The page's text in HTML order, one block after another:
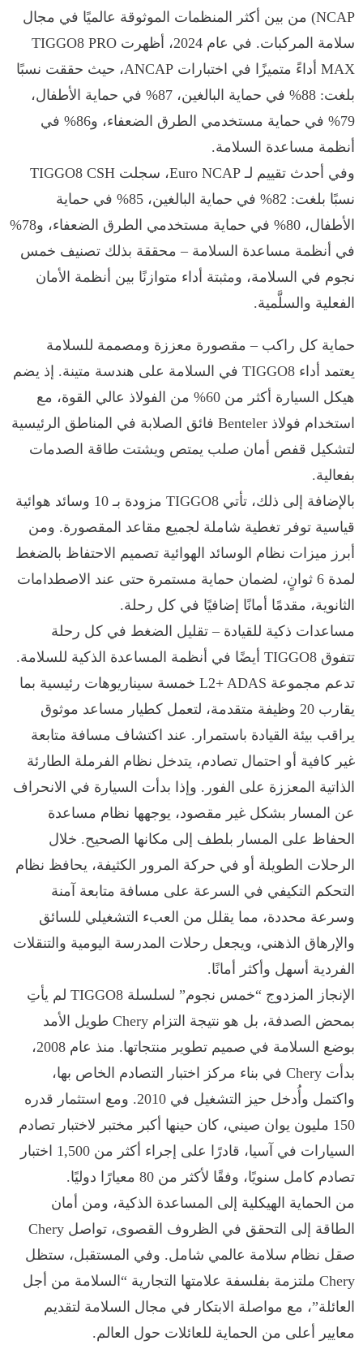
NCAP) من بين أكثر المنظمات الموثوقة عالميًا في مجال
سلامة المركبات. في عام 2024، أظهرت TIGGO8 PRO
MAX أداءً متميزًا في اختبارات ANCAP، حيث حققت نسبًا
بلغت: 88% في حماية البالغين، 87% في حماية الأطفال،
79% في حماية مستخدمي الطرق الضعفاء، و86% في
أنظمة مساعدة السلامة.
وفي أحدث تقييم لـ Euro NCAP، سجلت TIGGO8 CSH
نسبًا بلغت: 82% في حماية البالغين، 85% في حماية
الأطفال، 80% في حماية مستخدمي الطرق الضعفاء، و78%
في أنظمة مساعدة السلامة – محققة بذلك تصنيف خمس
نجوم في السلامة، ومثبتة أداء متوازنًا بين أنظمة الأمان
الفعلية والسلَّمية.
حماية كل راكب – مقصورة معززة ومصممة للسلامة
يعتمد أداء TIGGO8 في السلامة على هندسة متينة. إذ يضم
هيكل السيارة أكثر من 60% من الفولاذ عالي القوة، مع
استخدام فولاذ Benteler فائق الصلابة في المناطق الرئيسية
لتشكيل قفص أمان صلب يمتص ويشتت طاقة الصدمات
بفعالية.
بالإضافة إلى ذلك، تأتي TIGGO8 مزودة بـ 10 وسائد هوائية
قياسية توفر تغطية شاملة لجميع مقاعد المقصورة. ومن
أبرز ميزات نظام الوسائد الهوائية تصميم الاحتفاظ بالضغط
لمدة 6 ثوانٍ، لضمان حماية مستمرة حتى عند الاصطدامات
الثانوية، مقدمًا أمانًا إضافيًا في كل رحلة.
مساعدات ذكية للقيادة – تقليل الضغط في كل رحلة
تتفوق TIGGO8 أيضًا في أنظمة المساعدة الذكية للسلامة.
تدعم مجموعة L2+ ADAS خمسة سيناريوهات رئيسية بما
يقارب 20 وظيفة متقدمة، لتعمل كطيار مساعد موثوق
يراقب بيئة القيادة باستمرار. عند اكتشاف مسافة متابعة
غير كافية أو احتمال تصادم، يتدخل نظام الفرملة الطارئة
الذاتية المعززة على الفور. وإذا بدأت السيارة في الانحراف
عن المسار بشكل غير مقصود، يوجهها نظام مساعدة
الحفاظ على المسار بلطف إلى مكانها الصحيح. خلال
الرحلات الطويلة أو في حركة المرور الكثيفة، يحافظ نظام
التحكم التكيفي في السرعة على مسافة متابعة آمنة
وسرعة محددة، مما يقلل من العبء التشغيلي للسائق
والإرهاق الذهني، ويجعل رحلات المدرسة اليومية والتنقلات
الفردية أسهل وأكثر أمانًا.
الإنجاز المزدوج “خمس نجوم” لسلسلة TIGGO8 لم يأتِ
بمحض الصدفة، بل هو نتيجة التزام Chery طويل الأمد
بوضع السلامة في صميم تطوير منتجاتها. منذ عام 2008،
بدأت Chery في بناء مركز اختبار التصادم الخاص بها،
واكتمل وأُدخل حيز التشغيل في 2010. ومع استثمار قدره
150 مليون يوان صيني، كان حينها أكبر مختبر لاختبار تصادم
السيارات في آسيا، قادرًا على إجراء أكثر من 1,500 اختبار
تصادم كامل سنويًا، وفقًا لأكثر من 80 معيارًا دوليًا.
من الحماية الهيكلية إلى المساعدة الذكية، ومن أمان
الطاقة إلى التحقق في الظروف القصوى، تواصل Chery
صقل نظام سلامة عالمي شامل. وفي المستقبل، ستظل
Chery ملتزمة بفلسفة علامتها التجارية “السلامة من أجل
العائلة”، مع مواصلة الابتكار في مجال السلامة لتقديم
معايير أعلى من الحماية للعائلات حول العالم.